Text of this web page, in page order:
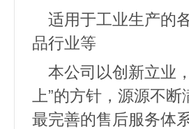
适用于工业生产的
品行业等
本公司以创新立业
上”的方针，源源不
最完善的售后服务体